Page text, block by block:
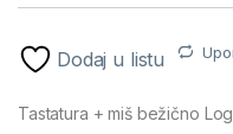
Dodaj u listu
Tastatura + miš bežično